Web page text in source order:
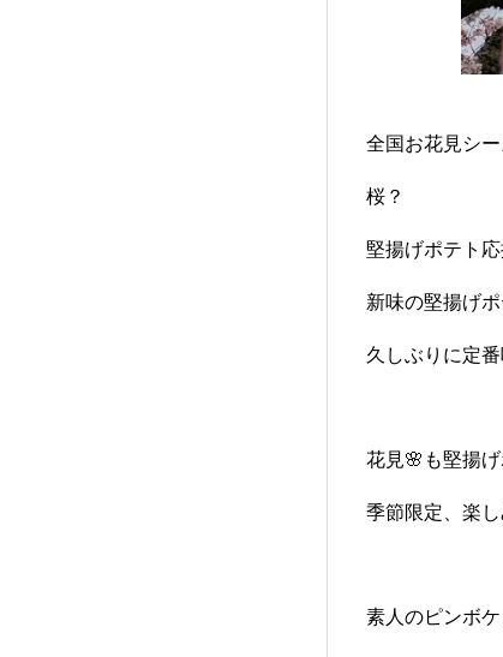
全国お花見シ
桜？
堅揚げポテト
新味の堅揚げ
久しぶりに定
花見🌸も堅揚げ
季節限定、楽
素人のピンボ